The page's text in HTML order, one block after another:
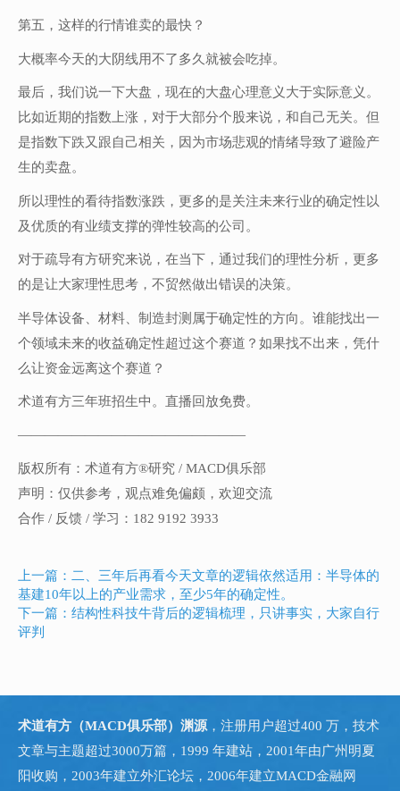
第五，这样的行情谁卖的最快？
大概率今天的大阴线用不了多久就被会吃掉。
最后，我们说一下大盘，现在的大盘心理意义大于实际意义。
比如近期的指数上涨，对于大部分个股来说，和自己无关。但
是指数下跌又跟自己相关，因为市场悲观的情绪导致了避险产
生的卖盘。
所以理性的看待指数涨跌，更多的是关注未来行业的确定性以
及优质的有业绩支撑的弹性较高的公司。
对于疏导有方研究来说，在当下，通过我们的理性分析，更多
的是让大家理性思考，不贸然做出错误的决策。
半导体设备、材料、制造封测属于确定性的方向。谁能找出一
个领域未来的收益确定性超过这个赛道？如果找不出来，凭什
么让资金远离这个赛道？
术道有方三年班招生中。直播回放免费。
—————————————————
版权所有：术道有方®研究 / MACD俱乐部
声明：仅供参考，观点难免偏颇，欢迎交流
合作 / 反馈 / 学习：182 9192 3933
上一篇：二、三年后再看今天文章的逻辑依然适用：半导体的
基建10年以上的产业需求，至少5年的确定性。
下一篇：结构性科技牛背后的逻辑梳理，只讲事实，大家自行
评判
术道有方（MACD俱乐部）渊源 ，注册用户超过400 万，技术
文章与主题超过3000万篇，1999 年建站，2001年由广州明夏
阳收购，2003年建立外汇论坛，2006年建立MACD金融网